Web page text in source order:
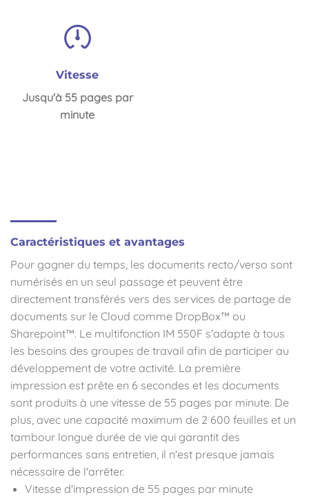
Vitesse
Jusqu'à 55 pages par
minute
Caractéristiques et avantages
Pour gagner du temps, les documents recto/verso sont
numérisés en un seul passage et peuvent être
directement transférés vers des services de partage de
documents sur le Cloud comme DropBox™ ou
Sharepoint™. Le multifonction IM 550F s'adapte à tous
les besoins des groupes de travail afin de participer au
développement de votre activité. La première
impression est prête en 6 secondes et les documents
sont produits à une vitesse de 55 pages par minute. De
plus, avec une capacité maximum de 2 600 feuilles et un
tambour longue durée de vie qui garantit des
performances sans entretien, il n'est presque jamais
nécessaire de l'arrêter.
Vitesse d'impression de 55 pages par minute